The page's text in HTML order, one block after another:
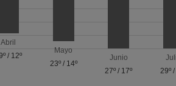
Abril
/ 12º
Mayo
23º/ 14º
Junio
27º / 17º
29º/